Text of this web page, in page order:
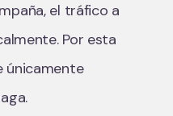
el tráfico a
Por esta
únicamente